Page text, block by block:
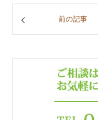
前の記事